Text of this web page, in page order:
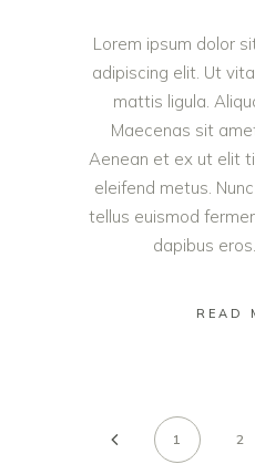
Lorem ipsum dolor
adipiscing elit. Ut
mattis ligula.
Maecenas sit
Aenean et ex ut elit
eleifend metus.
tellus euismod
dapibus
READ
1 2